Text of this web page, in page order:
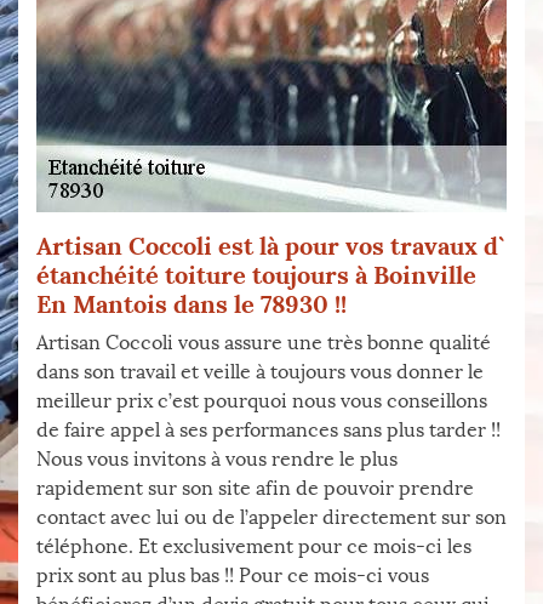
Artisan Coccoli est là pour vos travaux d`
étanchéité toiture toujours à Boinville
En Mantois dans le 78930 !!
Artisan Coccoli vous assure une très bonne qualité
dans son travail et veille à toujours vous donner le
meilleur prix c’est pourquoi nous vous conseillons
de faire appel à ses performances sans plus tarder !!
Nous vous invitons à vous rendre le plus
rapidement sur son site afin de pouvoir prendre
contact avec lui ou de l’appeler directement sur son
téléphone. Et exclusivement pour ce mois-ci les
prix sont au plus bas !! Pour ce mois-ci vous